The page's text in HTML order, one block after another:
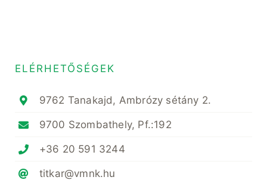
ELÉRHETŐSÉGEK
9762 Tanakajd, Ambrózy sétány 2.
9700 Szombathely, Pf.:192
+36 20 591 3244
titkar@vmnk.hu